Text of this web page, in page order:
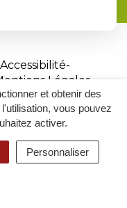
et obtenir des
vous pouvez
activer.
Personnaliser
ACCESSIBILITÉ
Accessibilité
Légales